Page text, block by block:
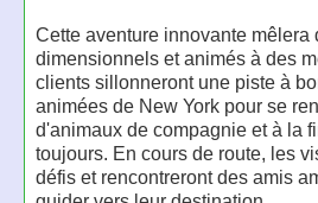
Cette aventure innovante mêlera
dimensionnels et animés à des
clients sillonneront une piste à
animées de New York pour se
d'animaux de compagnie et à la
toujours. En cours de route, les
défis et rencontreront des amis